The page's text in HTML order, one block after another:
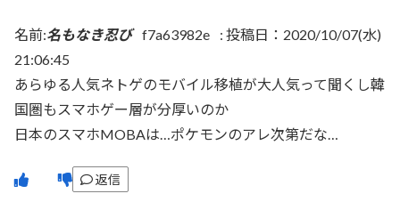
名前:名もなき忍び f7a63982e : 投稿日：2020/10/07(水)
21:06:45
あらゆる人気ネトゲのモバイル移植が大人気って聞くし韓
国圏もスマホゲー層が分厚いのか
日本のスマホMOBAは…ポケモンのアレ次第だな…
返信